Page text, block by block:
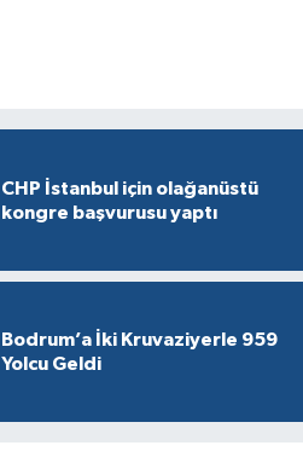
CHP İstanbul için olağanüstü
kongre başvurusu yaptı
Bodrum’a İki Kruvaziyerle 959
Yolcu Geldi